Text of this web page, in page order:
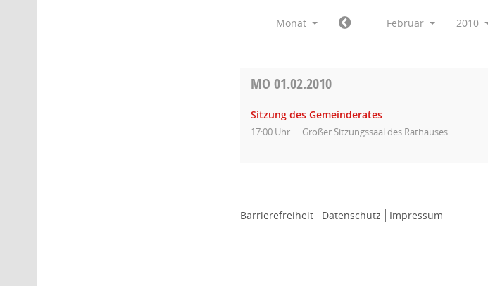
Monat Februar 2010
MO01.02.2010
Sitzung des Gemeinderates
17:00 Uhr Großer Sitzungssaal des Rathauses
Barrierefreiheit Datenschutz Impressum